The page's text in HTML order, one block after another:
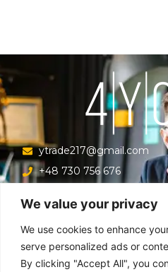
We value your privacy
We use cookies to enhance
serve personalized ads or
By clicking "Accept All", you
ytrade217@gmail.com
+48 730 756 676
Menu
Główna